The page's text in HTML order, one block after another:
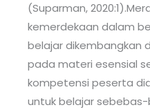
(Suparman,
kemerdekaan dalam
belajar dikembangkan
pada materi esensial
kompetensi peserta
untuk belajar